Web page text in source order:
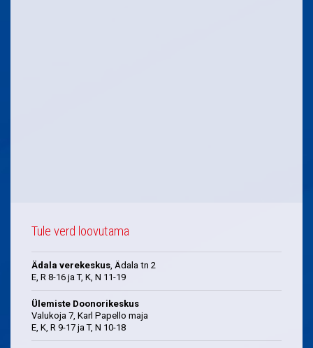
Tule verd loovutama
Ädala verekeskus, Ädala tn 2
E, R 8-16 ja T, K, N 11-19
Ülemiste Doonorikeskus
Valukoja 7, Karl Papello maja
E, K, R 9-17 ja T, N 10-18